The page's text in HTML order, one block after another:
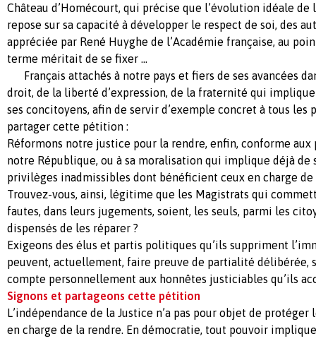
Château d’Homécourt, qui précise que l’évolution idéale de
repose sur sa capacité à développer le respect de soi, des
appréciée par René Huyghe de l’Académie française, au
terme méritait de se fixer …
Français attachés à notre pays et fiers de ses avancées
droit, de la liberté d’expression, de la fraternité qui
ses concitoyens, afin de servir d’exemple concret à tous les
partager cette pétition :
Réformons notre justice pour la rendre, enfin, conforme
notre République, ou à sa moralisation qui implique déjà de
privilèges inadmissibles dont bénéficient ceux en charge
Trouvez-vous, ainsi, légitime que les Magistrats qui
fautes, dans leurs jugements, soient, les seuls, parmi les
dispensés de les réparer ?
Exigeons des élus et partis politiques qu’ils suppriment
peuvent, actuellement, faire preuve de partialité délibérée,
compte personnellement aux honnêtes justiciables qu’ils
Signons et partageons cette pétition
L’indépendance de la Justice n’a pas pour objet de
en charge de la rendre. En démocratie, tout pouvoir